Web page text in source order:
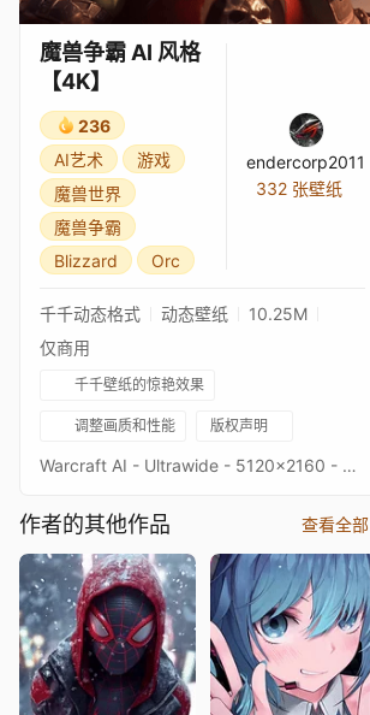
魔兽争霸 AI 风格
【4K】
236
AI艺术
游戏
魔兽世界
魔兽争霸
Blizzard
Orc
endercorp2011
332 张壁纸
千千动态格式 动态壁纸
10.25M
仅商用
千千壁纸的惊艳效果
调整画质和性能 版权声明
Warcraft AI - Ultrawide - 5120x2160 - 3440x1440Original picture from destinctivart (deviantart)Image quality is a priority, high-end setup recommendedKeywords : AI Art, Fantasy, Orc, Horde, Azeroth, Blizzard, 2160p, 4K, HD
作者的其他作品 查看全部